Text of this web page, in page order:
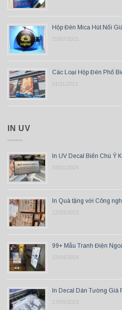
Hộp Đèn Mica Hút Nổi
15/07/2021
Các Loại Hộp Đèn Phổ
01/11/2021
IN UV
In UV Decal Biển Chú Ý
03/01/2024
In Quà tặng với Công
12/03/2023
99+ Mẫu Tranh Điện
13/04/2024
In Decal Dán Tường Giá
27/09/2023